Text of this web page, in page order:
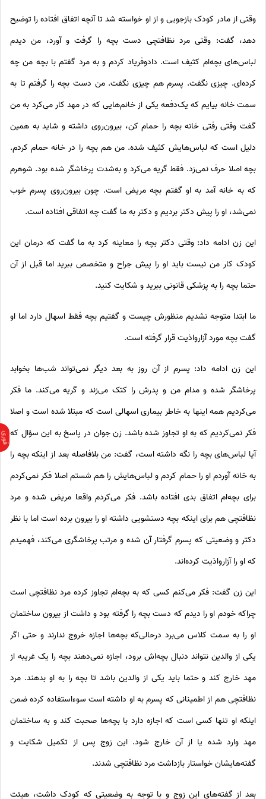
وقتی از مادر کودک بازجویی و از او خواسته شد تا آنچه اتفاق افتاده را توضیح
دهد، گفت: وقتی مرد نظافتچی دست بچه را گرفت و آورد، من دیدم
لباس‌های بچه‌ام کثیف است. دادوفریاد کردم و به مرد گفتم با بچه من چه
کرده‌ای. چیزی نگفت. پسرم هم چیزی نگفت. من دست بچه را گرفتم تا به
سمت خانه بیایم که یک‌دفعه یکی از خانم‌هایی که در مهد کار می‌کرد به من
گفت وقتی رفتی خانه بچه را حمام کن، بیرون‌روی داشته و شاید به همین
دلیل است که لباس‌هایش کثیف شده. من هم بچه را در خانه حمام کردم.
بچه اصلا حرف نمی‌زد. فقط گریه می‌کرد و به‌شدت پرخاشگر شده بود. شوهرم
که به خانه آمد به او گفتم بچه مریض است. چون بیرون‌روی پسرم خوب
نمی‌شد، او را پیش دکتر بردیم و دکتر به ما گفت چه اتفاقی افتاده ‌است.
این زن ادامه داد: وقتی دکتر بچه را معاینه کرد به ما گفت که درمان این
کودک کار من نیست باید او را پیش جراح و متخصص ببرید اما قبل از آن
حتما بچه را به پزشکی قانونی ببرید و شکایت کنید.
ما ابتدا متوجه نشدیم منظورش چیست و گفتیم بچه فقط اسهال دارد اما او
گفت بچه مورد آزارواذیت قرار گرفته‌ است.
این زن ادامه داد: پسرم از آن روز به بعد دیگر نمی‌تواند شب‌ها بخوابد
پرخاشگر شده و مدام من و پدرش را کتک می‌زند و گریه می‌کند. ما فکر
می‌کردیم همه اینها به خاطر بیماری اسهالی است که مبتلا شده ‌است و اصلا
فکر نمی‌کردیم که به او تجاوز شده باشد. زن جوان در پاسخ به این سؤال که
آیا لباس‌های بچه را نگه ‌داشته ‌است، گفت: من بلافاصله بعد از اینکه بچه را
به خانه آوردم او را حمام کردم و لباس‌هایش را هم شستم اصلا فکر نمی‌کردم
برای بچه‌ام اتفاق بدی افتاده باشد. فکر می‌کردم واقعا مریض شده و مرد
نظافتچی هم برای اینکه بچه دستشویی داشته او را بیرون برده‌ است اما با نظر
دکتر و وضعیتی که پسرم گرفتار آن شده و مرتب پرخاشگری می‌کند، فهمیدم
که او را آزارواذیت کرده‌اند.
این زن گفت: فکر می‌کنم کسی که به بچه‌ام تجاوز کرده‌ مرد نظافتچی است
چراکه خودم او را دیدم که دست بچه را گرفته بود و داشت از بیرون ساختمان
او را به سمت کلاس می‌برد درحالی‌که بچه‌ها اجازه خروج ندارند و حتی اگر
یکی از والدین نتواند دنبال بچه‌اش برود، اجازه نمی‌دهند بچه را یک غریبه از
مهد خارج کند و حتما باید یکی از والدین باشد تا بچه را به او بدهند. مرد
نظافتچی هم از اطمینانی که پسرم به او داشته است سوءاستفاده کرده ضمن
اینکه او تنها کسی است که اجازه دارد با بچه‌ها صحبت کند و به ساختمان
مهد وارد شده یا از آن خارج شود. این زوج پس از تکمیل شکایت و
گفته‌هایشان خواستار بازداشت مرد نظافتچی شدند.
بعد از گفته‌های این زوج و با توجه به وضعیتی که کودک داشت، هیئت